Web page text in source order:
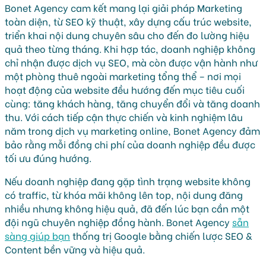
Bonet Agency cam kết mang lại giải pháp Marketing
toàn diện, từ SEO kỹ thuật, xây dựng cấu trúc website,
triển khai nội dung chuyên sâu cho đến đo lường hiệu
quả theo từng tháng. Khi hợp tác, doanh nghiệp không
chỉ nhận được dịch vụ SEO, mà còn được vận hành như
một phòng thuê ngoài marketing tổng thể – nơi mọi
hoạt động của website đều hướng đến mục tiêu cuối
cùng: tăng khách hàng, tăng chuyển đổi và tăng doanh
thu. Với cách tiếp cận thực chiến và kinh nghiệm lâu
năm trong dịch vụ marketing online, Bonet Agency đảm
bảo rằng mỗi đồng chi phí của doanh nghiệp đều được
tối ưu đúng hướng.
Nếu doanh nghiệp đang gặp tình trạng website không
có traffic, từ khóa mãi không lên top, nội dung đăng
nhiều nhưng không hiệu quả, đã đến lúc bạn cần một
đội ngũ chuyên nghiệp đồng hành. Bonet Agency sẵn
sàng giúp bạn thống trị Google bằng chiến lược SEO &
Content bền vững và hiệu quả.